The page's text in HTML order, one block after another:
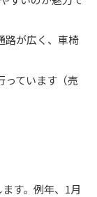
路が広く、車椅
っています（売
す。例年、1月